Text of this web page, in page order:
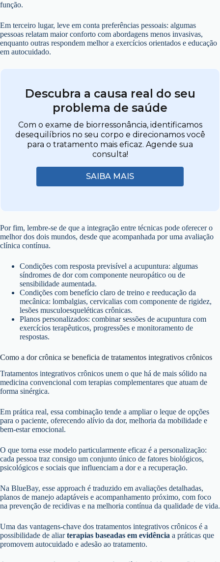
função.
Em terceiro lugar, leve em conta preferências pessoais: algumas
pessoas relatam maior conforto com abordagens menos invasivas,
enquanto outras respondem melhor a exercícios orientados e educação
em autocuidado.
Descubra a causa real do seu
problema de saúde
Com o exame de biorressonância, identificamos
desequilíbrios no seu corpo e direcionamos você
para o tratamento mais eficaz. Agende sua
consulta!
SAIBA MAIS
Por fim, lembre-se de que a integração entre técnicas pode oferecer o
melhor dos dois mundos, desde que acompanhada por uma avaliação
clínica contínua.
Condições com resposta previsível a acupuntura: algumas
síndromes de dor com componente neuropático ou de
sensibilidade aumentada.
Condições com benefício claro de treino e reeducação da
mecânica: lombalgias, cervicalias com componente de rigidez,
lesões musculoesqueléticas crônicas.
Planos personalizados: combinar sessões de acupuntura com
exercícios terapêuticos, progressões e monitoramento de
respostas.
Como a dor crônica se beneficia de tratamentos integrativos crônicos
Tratamentos integrativos crônicos unem o que há de mais sólido na
medicina convencional com terapias complementares que atuam de
forma sinérgica.
Em prática real, essa combinação tende a ampliar o leque de opções
para o paciente, oferecendo alívio da dor, melhoria da mobilidade e
bem-estar emocional.
O que torna esse modelo particularmente eficaz é a personalização:
cada pessoa traz consigo um conjunto único de fatores biológicos,
psicológicos e sociais que influenciam a dor e a recuperação.
Na BlueBay, esse approach é traduzido em avaliações detalhadas,
planos de manejo adaptáveis e acompanhamento próximo, com foco
na prevenção de recidivas e na melhoria contínua da qualidade de vida.
Uma das vantagens-chave dos tratamentos integrativos crônicos é a
possibilidade de aliarterapias baseadas em evidência a práticas que
promovem autocuidado e adesão ao tratamento.